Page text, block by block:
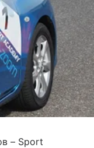
– Sport